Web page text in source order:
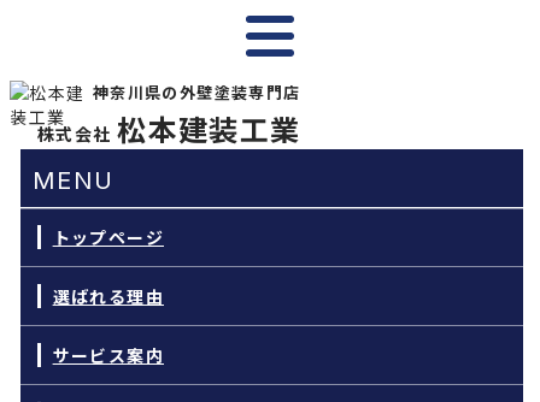
神奈川県の外壁塗装専門店
株式会社 松本建装工業
MENU
トップページ
選ばれる理由
サービス案内